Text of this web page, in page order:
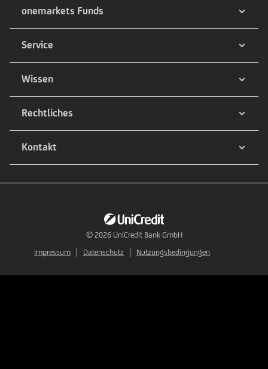
onemarkets Funds
Service
Wissen
Rechtliches
Kontakt
© 2026 UniCredit Bank GmbH
Impressum
Datenschutz Nutzungsbedingungen